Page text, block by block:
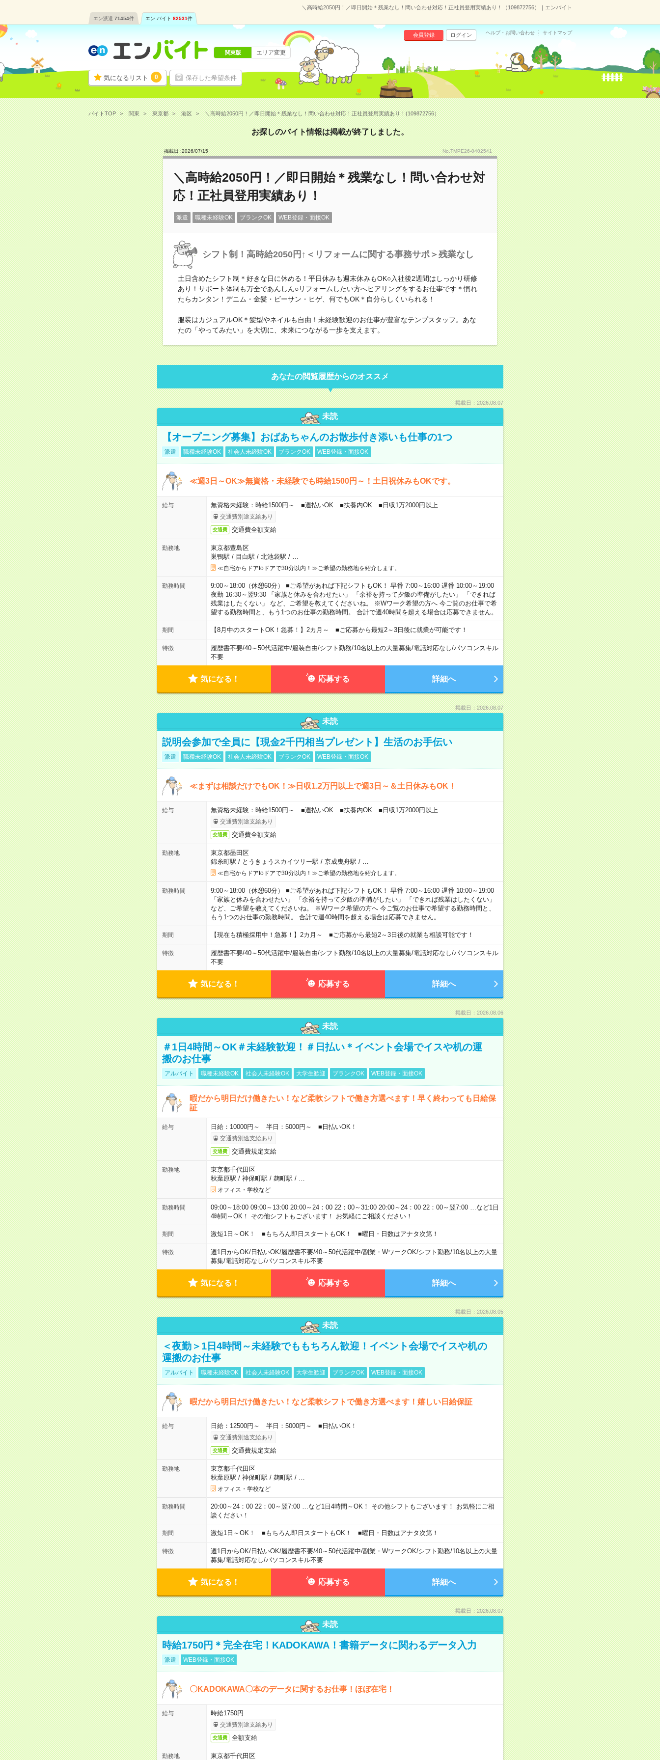
＼高時給2050円！／即日開始＊残業なし！問い合わせ対応！正社員登用実績あり！（109872756）｜エンバイト
エン派遣 71454件 エン バイト 82531件
気になるリスト 0 保存した希望条件
会員登録 ログイン ヘルプ・お問い合わせ サイトマップ
関東版 エリア変更
バイトTOP 関東 東京都 港区 ＼高時給2050円！／即日開始＊残業なし！問い合わせ対応！正社員登用実績あり！(109872756）
お探しのバイト情報は掲載が終了しました。
掲載日 :2026/07/15 No.TMPE26-0402541
＼高時給2050円！／即日開始＊残業なし！問い合わせ対
応！正社員登用実績あり！
派遣 職種未経験OK ブランクOK WEB登録・面接OK
シフト制！高時給2050円↑＜リフォームに関する事務サポ＞残業なし
土日含めたシフト制＊好きな日に休める！平日休みも週末休みもOK○入社後2週間はしっかり研修
あり！サポート体制も万全であんしん○リフォームしたい方へヒアリングをするお仕事です＊慣れ
たらカンタン！デニム・金髪・ビーサン・ヒゲ、何でもOK＊自分らしくいられる！
服装はカジュアルOK＊髪型やネイルも自由！未経験歓迎のお仕事が豊富なテンプスタッフ。あな
たの「やってみたい」を大切に、未来につながる一歩を支えます。
あなたの閲覧履歴からのオススメ
掲載日：2026.08.07
未読
【オープニング募集】おばあちゃんのお散歩付き添いも仕事の1つ
派遣 職種未経験OK 社会人未経験OK ブランクOK WEB登録・面接OK
≪週3日～OK≫無資格・未経験でも時給1500円～！土日祝休みもOKです。
給与 無資格未経験：時給1500円～ ■週払いOK ■扶養内OK ■日収1万2000円以上
交通費別途支給あり
交通費 交通費全額支給
勤務地
東京都豊島区
巣鴨駅 / 目白駅 / 北池袋駅 /
≪自宅からドアtoドアで30分以内！≫ご希望の勤務地を紹介します。
勤務時間
9:00～18:00（休憩60分） ■ご希望があれば下記シフトもOK！ 早番 7:00～16:00 遅番 10:00～19:00
夜勤 16:30～翌9:30 「家族と休みを合わせたい」 「余裕を持って夕飯の準備がしたい」 「できれば
残業はしたくない」 など、ご希望を教えてくださいね。 ※Wワーク希望の方へ 今ご覧のお仕事で希
望する勤務時間と、もう1つのお仕事の勤務時間。 合計で週40時間を超える場合は応募できません。
期間 【8月中のスタートOK！急募！】2カ月～ ■ご応募から最短2～3日後に就業が可能です！
特徴 履歴書不要/40～50代活躍中/服装自由/シフト勤務/10名以上の大量募集/電話対応なし/パソコンスキル
不要
気になる！ 応募する 詳細へ
掲載日：2026.08.07
未読
説明会参加で全員に【現金2千円相当プレゼント】生活のお手伝い
派遣 職種未経験OK 社会人未経験OK ブランクOK WEB登録・面接OK
≪まずは相談だけでもOK！≫日収1.2万円以上で週3日～＆土日休みもOK！
給与 無資格未経験：時給1500円～ ■週払いOK ■扶養内OK ■日収1万2000円以上
交通費別途支給あり
交通費 交通費全額支給
勤務地
東京都墨田区
錦糸町駅 / とうきょうスカイツリー駅 / 京成曳舟駅 /
≪自宅からドアtoドアで30分以内！≫ご希望の勤務地を紹介します。
勤務時間
9:00～18:00（休憩60分） ■ご希望があれば下記シフトもOK！ 早番 7:00～16:00 遅番 10:00～19:00
「家族と休みを合わせたい」 「余裕を持って夕飯の準備がしたい」 「できれば残業はしたくない」
など、ご希望を教えてくださいね。 ※Wワーク希望の方へ 今ご覧のお仕事で希望する勤務時間と、
もう1つのお仕事の勤務時間。 合計で週40時間を超える場合は応募できません。
期間 【現在も積極採用中！急募！】2カ月～ ■ご応募から最短2～3日後の就業も相談可能です！
特徴 履歴書不要/40～50代活躍中/服装自由/シフト勤務/10名以上の大量募集/電話対応なし/パソコンスキル
不要
気になる！ 応募する 詳細へ
掲載日：2026.08.06
未読
＃1日4時間～OK＃未経験歓迎！＃日払い＊イベント会場でイスや机の運
搬のお仕事
アルバイト 職種未経験OK 社会人未経験OK 大学生歓迎 ブランクOK WEB登録・面接OK
暇だから明日だけ働きたい！など柔軟シフトで働き方選べます！早く終わっても日給保
証
給与 日給：10000円～ 半日：5000円～ ■日払いOK！
交通費別途支給あり
交通費 交通費規定支給
勤務地
東京都千代田区
秋葉原駅 / 神保町駅 / 麹町駅 /
オフィス・学校など
勤務時間
09:00～18:00 09:00～13:00 20:00～24：00 22：00～31:00 20:00～24：00 22：00～翌7:00 …など1日
4時間～OK！ その他シフトもございます！ お気軽にご相談ください！
期間 激短1日～OK！ ■もちろん即日スタートもOK！ ■曜日・日数はアナタ次第！
特徴 週1日からOK/日払いOK/履歴書不要/40～50代活躍中/副業・WワークOK/シフト勤務/10名以上の大量
募集/電話対応なし/パソコンスキル不要
気になる！ 応募する 詳細へ
掲載日：2026.08.05
未読
＜夜勤＞1日4時間～未経験でももちろん歓迎！イベント会場でイスや机の
運搬のお仕事
アルバイト 職種未経験OK 社会人未経験OK 大学生歓迎 ブランクOK WEB登録・面接OK
暇だから明日だけ働きたい！など柔軟シフトで働き方選べます！嬉しい日給保証
給与 日給：12500円～ 半日：5000円～ ■日払いOK！
交通費別途支給あり
交通費 交通費規定支給
勤務地
東京都千代田区
秋葉原駅 / 神保町駅 / 麹町駅 /
オフィス・学校など
勤務時間
20:00～24：00 22：00～翌7:00 …など1日4時間～OK！ その他シフトもございます！ お気軽にご相
談ください！
期間 激短1日～OK！ ■もちろん即日スタートもOK！ ■曜日・日数はアナタ次第！
特徴 週1日からOK/日払いOK/履歴書不要/40～50代活躍中/副業・WワークOK/シフト勤務/10名以上の大量
募集/電話対応なし/パソコンスキル不要
気になる！ 応募する 詳細へ
掲載日：2026.08.07
未読
時給1750円＊完全在宅！KADOKAWA！書籍データに関わるデータ入力
派遣 WEB登録・面接OK
〇KADOKAWA〇本のデータに関するお仕事！ほぼ在宅！
給与 時給1750円
交通費別途支給あり
交通費 全額支給
勤務地 東京都千代田区